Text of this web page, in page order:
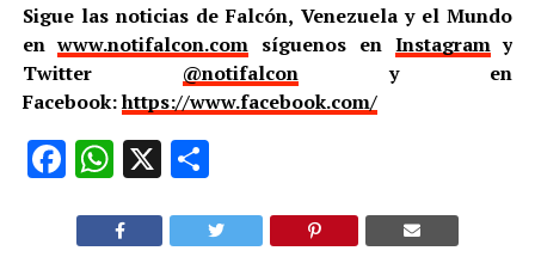
Sigue las noticias de Falcón, Venezuela y el Mundo
enwww.notifalcon.com síguenos en Instagramy
Twitter @notifalcony en
Facebook:https://www.facebook.com/
Facebook
WhatsApp
X Compartir